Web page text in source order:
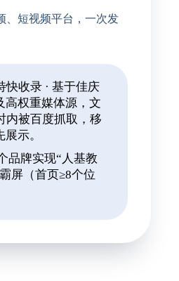
、短视频平台，一次发
快收录· 基于佳庆
高权重媒体源，文
内被百度抓取，移
示。
品牌实现“人基教
屏（首页≥8个位